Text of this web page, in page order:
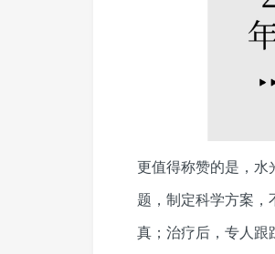
更值得称赞的是，水
题，制定科学方案，
真；治疗后，专人跟